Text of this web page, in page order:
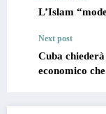
L’Islam
Next post
Cuba
economico